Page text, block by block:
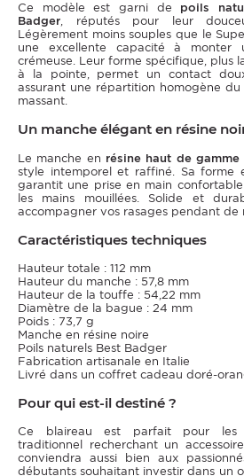
Ce modèle est garni de poils
Badger, réputés pour leur
Légèrement moins souples que le
une excellente capacité à monter
crémeuse. Leur forme spécifique, plus
à la pointe, permet un contact
assurant une répartition homogène
massant.
Un manche élégant en résine
Le manche en résine haut de gamme
style intemporel et raffiné. Sa forme
garantit une prise en main
les mains mouillées. Solide et
accompagner vos rasages pendant de
Caractéristiques techniques
Hauteur totale : 112 mm
Hauteur du manche : 57,8 mm
Hauteur de la touffe : 54,22 mm
Diamètre de la bague : 24 mm
Poids : 73,7 g
Manche en résine noire
Poils naturels Best Badger
Fabrication artisanale en Italie
Livré dans un coffret cadeau doré-
Pour qui est-il destiné ?
Ce blaireau est parfait pour les
traditionnel recherchant un
conviendra aussi bien aux
débutants souhaitant investir dans un